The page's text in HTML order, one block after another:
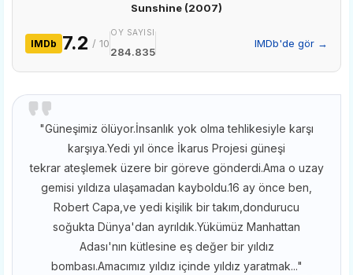
Sunshine (2007)
IMDb 7.2 / 10
OY SAYISI
284.835
IMDb'de gör →
"Güneşimiz ölüyor.İnsanlık yok olma tehlikesiyle karşı
karşıya.Yedi yıl önce İkarus Projesi güneşi
tekrar ateşlemek üzere bir göreve gönderdi.Ama o uzay
gemisi yıldıza ulaşamadan kayboldu.16 ay önce ben,
Robert Capa,ve yedi kişilik bir takım,dondurucu
soğukta Dünya'dan ayrıldık.Yükümüz Manhattan
Adası'nın kütlesine eş değer bir yıldız
bombası.Amacımız yıldız içinde yıldız yaratmak..."